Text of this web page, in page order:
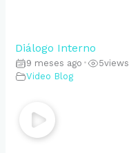
Diálogo Interno
9 meses ago • 5views
Video Blog